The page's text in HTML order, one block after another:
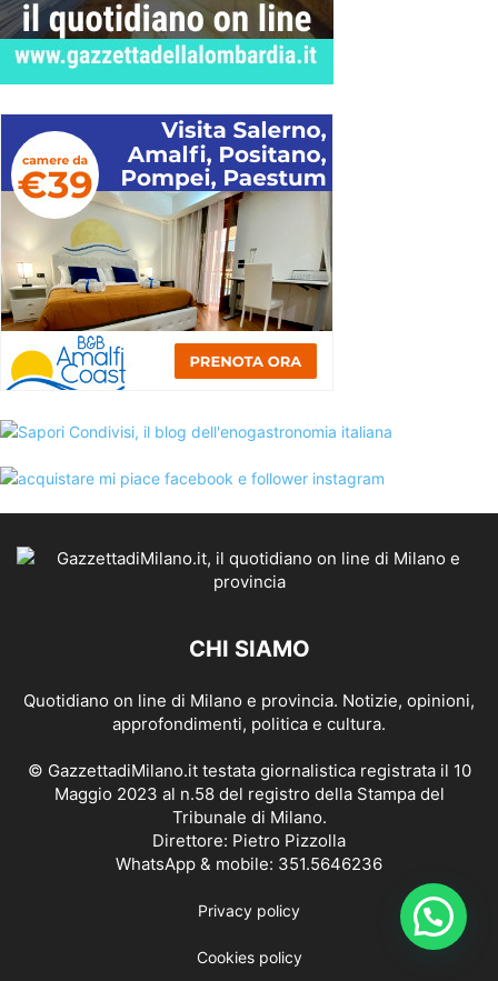
CHI SIAMO
Quotidiano on line di Milano e provincia. Notizie, opinioni,
approfondimenti, politica e cultura.
© GazzettadiMilano.it testata giornalistica registrata il 10
Maggio 2023 al n.58 del registro della Stampa del
Tribunale di Milano.
Direttore: Pietro Pizzolla
WhatsApp & mobile: 351.5646236
Privacy policy
Cookies policy